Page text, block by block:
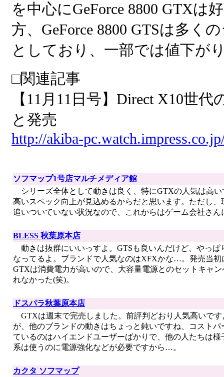
を中心にGeForce 8800 GTXは
方、GeForce 8800 GTSは多く
としており、一部では値下が
□関連記事
【11月11日号】Direct X10世
と発売
http://akiba-
ソフマップ1号店マルチメディア館
シリーズ全体として動きは良く、特にGTXの人気は高い
高いスペック向上が見込めるからだと思います。ただし
追いついていない状況なので、これからはゲーム会社さ
BLESS 秋葉原本店
動きは抜群にいいっすよ。GTSも良いんだけど、やっ
なってるよ。ブランドで人気なのはXFXかな…。発売当
GTXは消費電力が高いので、大容量電源とのセットキャ
れなかった(笑)。
ドスパラ秋葉原本店
GTXは週末で完売しました。前評判どおり人気高いで
が、他のブランドの動きはちょっと鈍いですね、コスト
ているのはハイエンドユーザーばかりで、他の人たちは
系は使うのに電源強化などが必要ですから…。
カクタ ソフマップ